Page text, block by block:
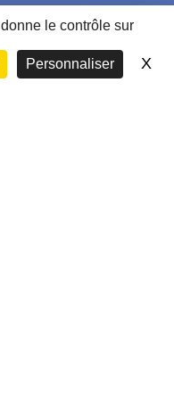
le contrôle sur
Personnaliser X